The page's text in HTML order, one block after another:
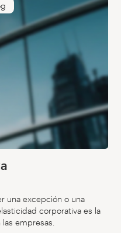
una excepción o una
corporativa es la
empresas.